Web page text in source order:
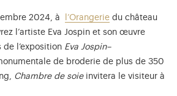
2024, à l’Orangerie du château
l’artiste Eva Jospin et son œuvre
l’exposition Eva Jospin–
de broderie de plus de 350
Chambre de soieinvitera le visiteur à